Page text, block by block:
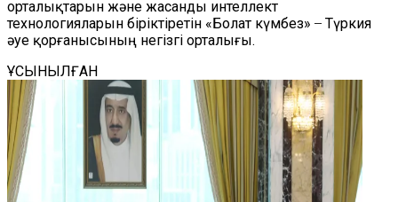
орталықтарын және жасанды интеллект
технологияларын біріктіретін «Болат күмбез» ̶ Түркия
әуе қорғанысының негізгі орталығы.
ҰСЫНЫЛҒАН